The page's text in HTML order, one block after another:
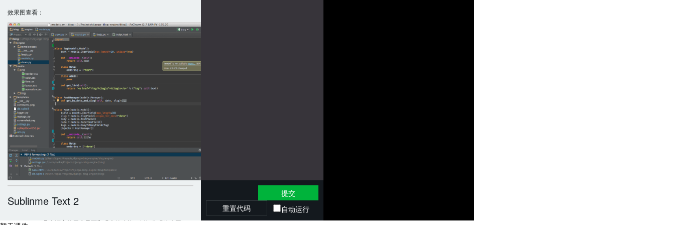
效果图查看：
Sublinme Text 2
Sublime Text具有漂亮的用户界面和强大的功能，例如代码缩略图，P
提交
重置代码
自动运行